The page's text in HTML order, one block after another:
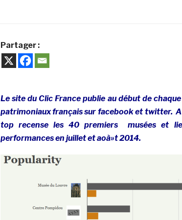
Partager :
Le site du Clic France publie au début de
patrimoniaux français sur facebook et twitter.
top recense les 40 premiers musées et
performances en juillet et aoà»t 2014.